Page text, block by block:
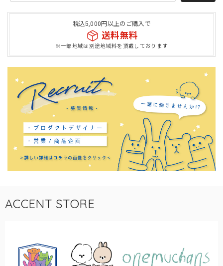
税込5,000円以上のご購入で
送料無料
※一部地域は別途地域料を頂戴しております
ACCENT STORE